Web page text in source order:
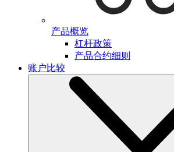
产品概览
杠杆政策
产品合约细则
账户比较